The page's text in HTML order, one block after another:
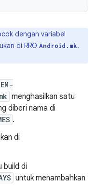
dengan variabel
di RRO Android.mk.
menghasilkan satu
diberi nama di
.
di
build di
untuk menambahkan